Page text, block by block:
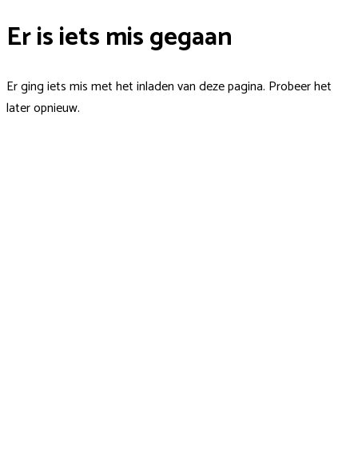
Er is iets mis gegaan
Er ging iets mis met het inladen van deze pagina. Probeer het
later opnieuw.